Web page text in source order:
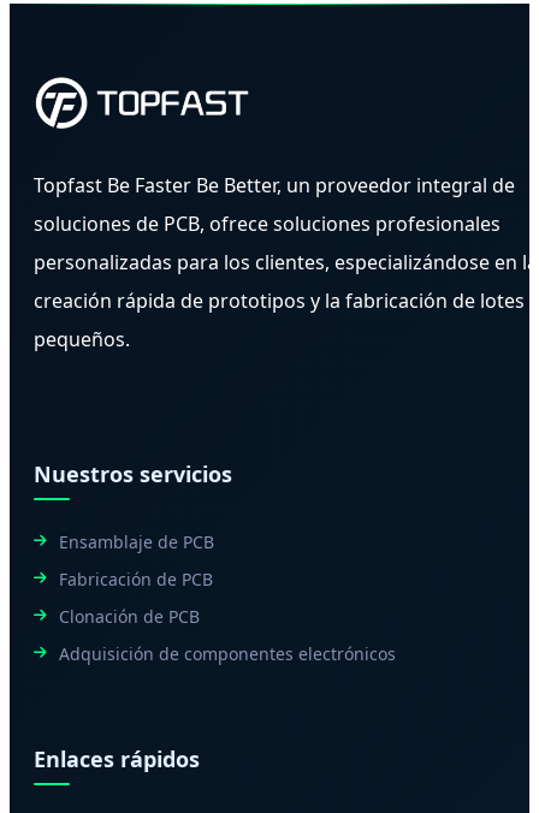
Topfast Be Faster Be Better, un proveedor integral de
soluciones de PCB, ofrece soluciones profesionales
personalizadas para los clientes, especializándose en la
creación rápida de prototipos y la fabricación de lotes
pequeños.
Nuestros servicios
Ensamblaje de PCB
Fabricación de PCB
Clonación de PCB
Adquisición de componentes electrónicos
Enlaces rápidos